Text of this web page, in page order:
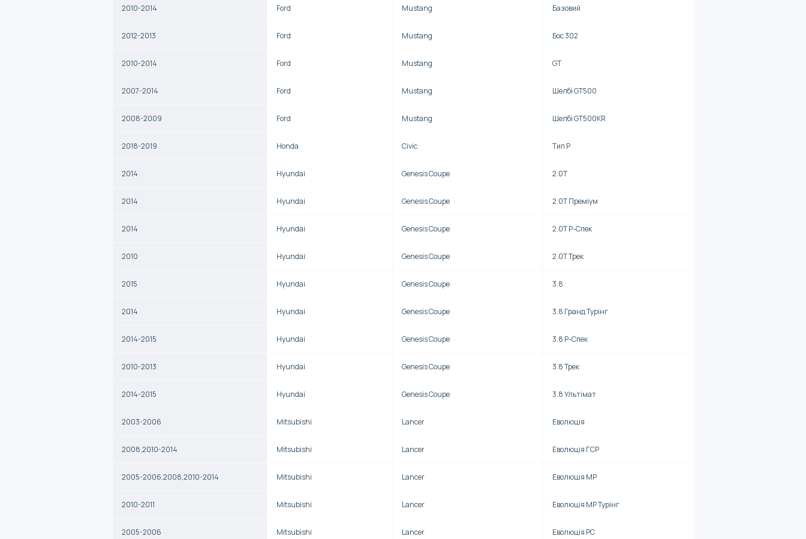
2010-2014 Ford Mustang Базовий
2012-2013 Ford Mustang Бос 302
2010-2014 Ford Mustang GT
2007-2014 Ford Mustang Шелбі GT500
2008-2009 Ford Mustang Шелбі GT500KR
2018-2019 Honda Civic Тип Р
2014 Hyundai Genesis Coupe 2.0Т
2014 Hyundai Genesis Coupe 2.0Т Преміум
2014 Hyundai Genesis Coupe 2.0Т Р-Спек
2010 Hyundai Genesis Coupe 2.0Т Трек
2015 Hyundai Genesis Coupe 3.8
2014 Hyundai Genesis Coupe 3.8 Гранд Турінг
2014-2015 Hyundai Genesis Coupe 3.8 Р-Спек
2010-2013 Hyundai Genesis Coupe 3.8 Трек
2014-2015 Hyundai Genesis Coupe 3.8 Ультімат
2003-2006 Mitsubishi Lancer Еволюція
2008,2010-2014 Mitsubishi Lancer Еволюція ГСР
2005-2006,2008,2010-2014 Mitsubishi Lancer Еволюція МР
2010-2011 Mitsubishi Lancer Еволюція МР Турінг
2005-2006 Mitsubishi Lancer Еволюція РС